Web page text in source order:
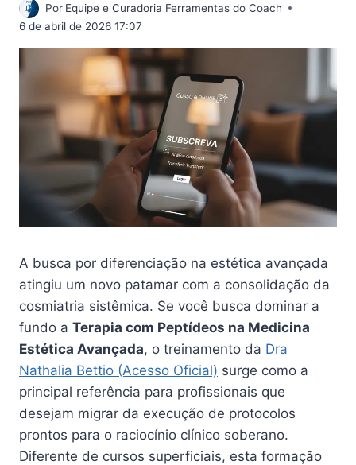
Por Equipe e Curadoria Ferramentas do Coach
6 de abril de 2026 17:07
A busca por diferenciação na estética avançada
atingiu um novo patamar com a consolidação da
cosmiatria sistêmica. Se você busca dominar a
fundo a Terapia com Peptídeos na Medicina
Estética Avançada, o treinamento da Dra
Nathalia Bettio (Acesso Oficial) surge como a
principal referência para profissionais que
desejam migrar da execução de protocolos
prontos para o raciocínio clínico soberano.
Diferente de cursos superficiais, esta formação